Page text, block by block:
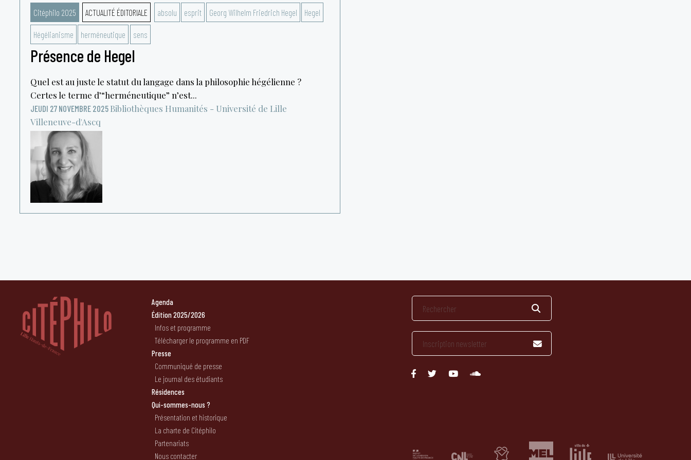
Citéphilo 2025 ACTUALITÉ ÉDITORIALE absolu esprit Georg Wilhelm Friedrich Hegel Hegel
Hégélianisme herméneutique sens
Présence de Hegel
Quel est au juste le statut du langage dans la philosophie hégélienne ?
Certes le terme d’“herméneutique” n’est...
JEUDI 27 NOVEMBRE 2025 Bibliothèques Humanités - Université de Lille
Villeneuve-d'Ascq
Agenda
Édition 2025/2026
Infos et programme
Télécharger le programme en PDF
Presse
Communiqué de presse
Le journal des étudiants
Résidences
Qui-sommes-nous ?
Présentation et historique
La charte de Citéphilo
Partenariats
Nous contacter